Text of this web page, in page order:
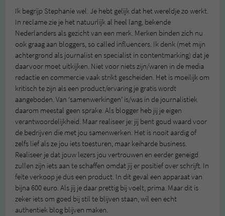
Ik begrijp Stephanie wel. Je hebt gelijk dat het wereldje zo werkt.
In reclame zie je het natuurlijk al heel lang, bekende
Nederlanders als gezicht van een merk. Merken binden zich nu
ook graag aan bloggers, so called influencers. Ik denk (met mijn
achtergrond als journalist en specialist in contentmarking) dat je
daarvoor moet uitkijken. Niet voor niets zijn/waren in de media
redactie en commercie vaak strikt gescheiden. Het is moeilijk om
kritisch te zijn als een product/ervaring je gratis wordt
aangeboden. Van ‘samenwerkingen’ is/was in de journalistiek
daarom meestal geen sprake. Als blogger heb jij je eigen
verantwoordelijkheid. Maar realiseer je: jij bent goud waard voor
de bedrijven die met jou samenwerken. Het is nooit aardig of
zelfs lief als ze jou iets toesturen, maar keiharde business.
Realiseer je dat jouw lezers jou vertrouwen en eerder geneigd
zullen zijn iets aan te schaffen omdat jij er positief over schrijft. In
feite verkoop je dus een product. In dit geval een apparaat van
bijna 600 euro. Als jij je daar prettig bij voelt, prima. Maar dit is
zeker iets om goed bij stil te blijven staan, wil een echt
authentiek blog blijven maken.